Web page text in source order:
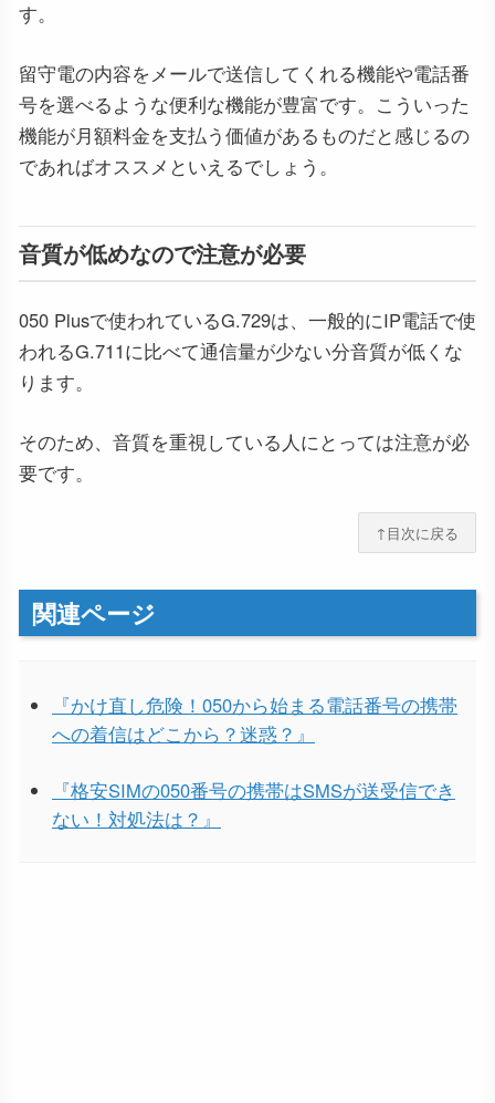
す。
留守電の内容をメールで送信してくれる機能や電話番
号を選べるような便利な機能が豊富です。こういった
機能が月額料金を支払う価値があるものだと感じるの
であればオススメといえるでしょう。
音質が低めなので注意が必要
050 Plusで使われているG.729は、一般的にIP電話で使
われるG.711に比べて通信量が少ない分音質が低くな
ります。
そのため、音質を重視している人にとっては注意が必
要です。
↑目次に戻る
関連ページ
『かけ直し危険！050から始まる電話番号の携帯
への着信はどこから？迷惑？』
『格安SIMの050番号の携帯はSMSが送受信でき
ない！対処法は？』